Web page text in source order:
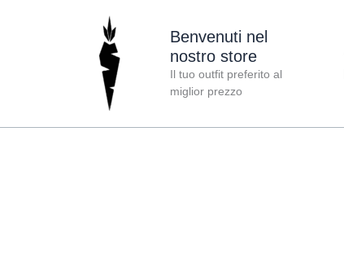
Benvenuti nel
nostro store
Il tuo outfit preferito al
miglior prezzo